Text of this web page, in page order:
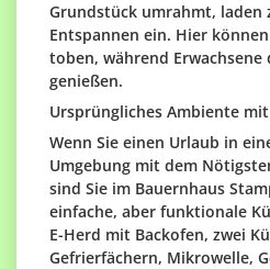
Grundstück umrahmt, laden
Entspannen ein. Hier
toben, während Erwachsene
genießen.
Ursprüngliches Ambiente
Wenn Sie einen Urlaub in
Umgebung mit dem
sind Sie im Bauernhaus
einfache, aber funktionale
E-Herd mit Backofen, zwei
Gefrierfächern, Mikrowelle,